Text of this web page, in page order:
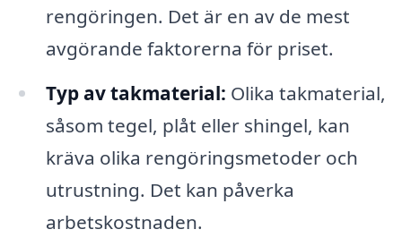
rengöringen. Det är en av de mest
avgörande faktorerna för priset.
Typ av takmaterial: Olika takmaterial,
såsom tegel, plåt eller shingel, kan
kräva olika rengöringsmetoder och
utrustning. Det kan påverka
arbetskostnaden.